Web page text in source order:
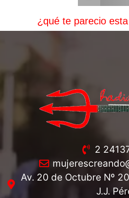
¿qué te parecio
2
Av. 20 de Octubre Nº
J.J.